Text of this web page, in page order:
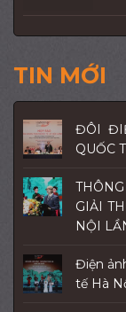
TIN MỚI
ĐÔI
QUỐC
GIẢI
NỘI
Điện
tế Hà